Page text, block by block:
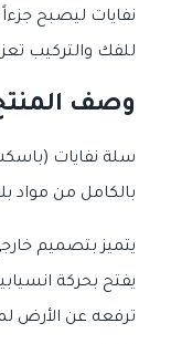
نفايات ليصبح
للفك والتركيب
وصف
بالكامل من مواد
يفتح بحركة
ترفعه عن الأرض